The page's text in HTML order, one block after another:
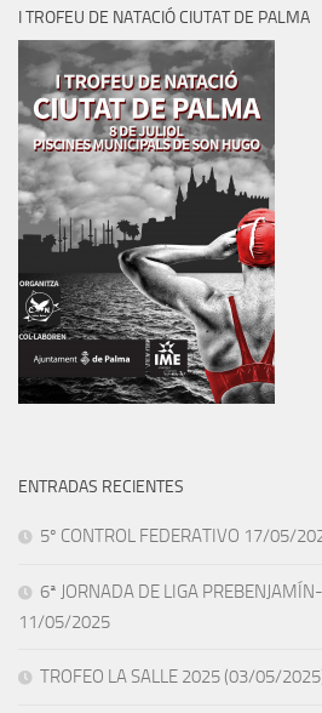
I TROFEU DE NATACIÓ CIUTAT DE PALMA
ENTRADAS RECIENTES
5º CONTROL FEDERATIVO 17/05/
6ª JORNADA DE LIGA
11/05/2025
TROFEO LA SALLE 2025 (03/05/